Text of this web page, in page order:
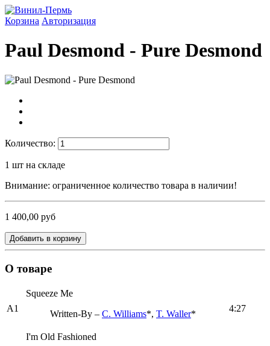
Корзина Авторизация
Paul Desmond - Pure Desmond
Количество:
1 шт на складе
Внимание: ограниченное количество товара в наличии!
1 400,00 руб
Добавить в корзину
О товаре
A1
Squeeze Me
Written-By – C. Williams*, T. Waller*
4:27
I'm Old Fashioned